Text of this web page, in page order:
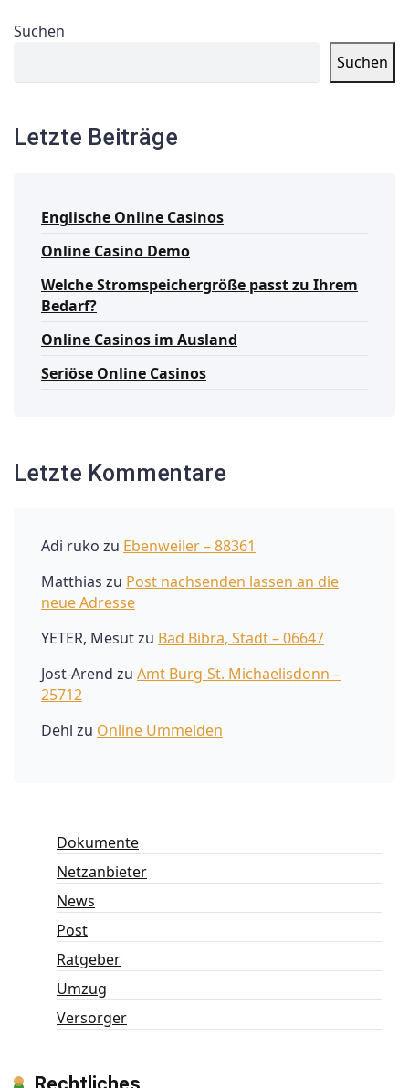
Suchen
Suchen
Letzte Beiträge
Englische Online Casinos
Online Casino Demo
Welche Stromspeichergröße passt zu Ihrem
Bedarf?
Online Casinos im Ausland
Seriöse Online Casinos
Letzte Kommentare
Adi ruko zu Ebenweiler – 88361
Matthias zu Post nachsenden lassen an die
neue Adresse
YETER, Mesutzu Bad Bibra, Stadt – 06647
Jost-Arend zu Amt Burg-St. Michaelisdonn –
25712
Dehl zu Online Ummelden
Dokumente
Netzanbieter
News
Post
Ratgeber
Umzug
Versorger